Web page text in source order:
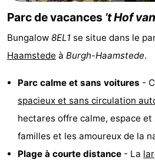
van
Haamstede
Valleien
Soeten
Haert
-
Wijde
-
Zeeuwse
Kust
Zonnedorp
Parc de vacances ’t Hof
Bungalow 8EL1 se situe dans le
Haamstede à Burgh-Haamstede.
Parc calme et sans voitures -
spacieux et sans circulation
hectares offre calme, espace
familles et les amoureux de la
Plage à courte distance - La